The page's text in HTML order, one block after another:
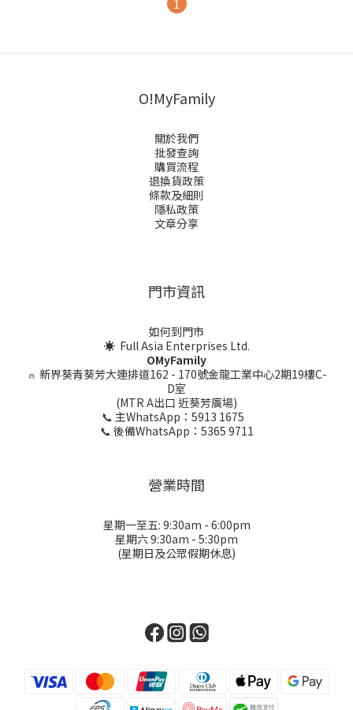
1
O!MyFamily
關於我們
批發查詢
購買流程
退換貨政策
條款及細則
隱私政策
文章分享
門市資訊
如何到門市
☀ Full Asia Enterprises Ltd.
OMyFamily
⍝ 新界葵青葵芳大連排道162 - 170號金龍工業中心2期19樓C-
D室
(MTR A出口 近葵芳廣場)
📞 主WhatsApp：5913 1675
📞 後備WhatsApp：5365 9711
營業時間
星期一至五: 9:30am - 6:00pm
星期六 9:30am - 5:30pm
(星期日及公眾假期休息)